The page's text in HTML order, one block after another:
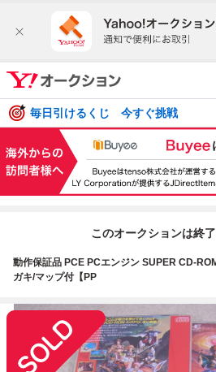
毎日引けるくじ 今すぐ挑戦
このオークションは終
動作保証品 PCE PCエンジン SUPER CD-
ガキ/マップ付【PP